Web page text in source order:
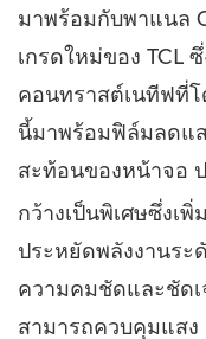
มาพร้อมกับพาแนล
เกรดใหม่ของ TCL
คอนทราสต์เนทีฟที่โ
นี้มาพร้อมฟิล์มลดแ
สะท้อนของหน้าจอ
กว้างเป็นพิเศษซึ่งเ
ประหยัดพลังงานระ
ความคมชัดและชัดเ
สามารถควบคุมแสง